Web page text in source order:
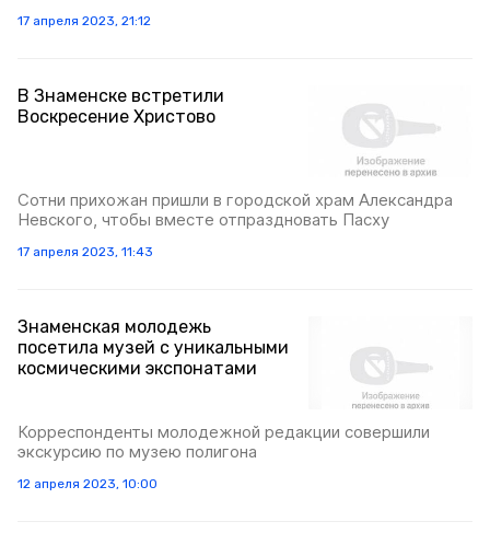
17 апреля 2023, 21:12
В Знаменске встретили
Воскресение Христово
Сотни прихожан пришли в городской храм Александра
Невского, чтобы вместе отпраздновать Пасху
17 апреля 2023, 11:43
Знаменская молодежь
посетила музей с уникальными
космическими экспонатами
Корреспонденты молодежной редакции совершили
экскурсию по музею полигона
12 апреля 2023, 10:00